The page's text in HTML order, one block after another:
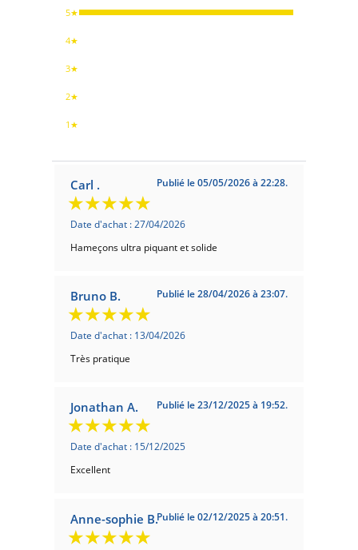
5★
4★
3★
2★
1★
Carl . Publié le 05/05/2026 à 22:28.
Date d'achat : 27/04/2026
Hameçons ultra piquant et solide
Bruno B. Publié le 28/04/2026 à 23:07.
Date d'achat : 13/04/2026
Très pratique
Jonathan A. Publié le 23/12/2025 à 19:52.
Date d'achat : 15/12/2025
Excellent
Anne-sophie B.Publié le 02/12/2025 à 20:51.